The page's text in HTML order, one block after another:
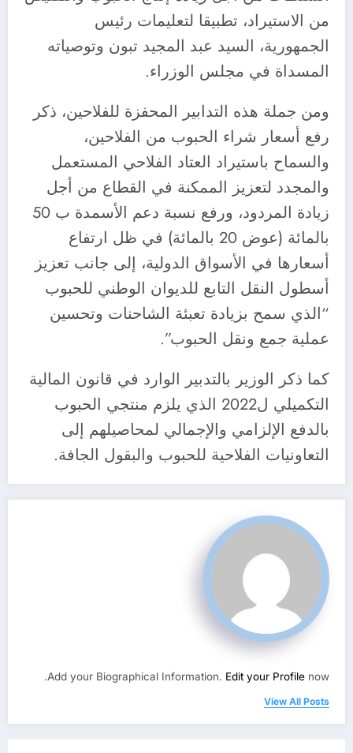
من الاستيراد، تطبيقا لتعليمات رئيس
الجمهورية، السيد عبد المجيد تبون وتوصياته
المسداة في مجلس الوزراء.
ومن جملة هذه التدابير المحفزة للفلاحين، ذكر
رفع أسعار شراء الحبوب من الفلاحين،
والسماح باستيراد العتاد الفلاحي المستعمل
والمجدد لتعزيز الممكنة في القطاع من أجل
زيادة المردود، ورفع نسبة دعم الأسمدة ب 50
بالمائة (عوض 20 بالمائة) في ظل ارتفاع
أسعارها في الأسواق الدولية، إلى جانب تعزيز
أسطول النقل التابع للديوان الوطني للحبوب
“الذي سمح بزيادة تعبئة الشاحنات وتحسين
عملية جمع ونقل الحبوب”.
كما ذكر الوزير بالتدبير الوارد في قانون المالية
التكميلي ل2022 الذي يلزم منتجي الحبوب
بالدفع الإلزامي والإجمالي لمحاصيلهم إلى
التعاونيات الفلاحية للحبوب والبقول الجافة.
Add your Biographical Information. Edit your Profile now.
View All Posts